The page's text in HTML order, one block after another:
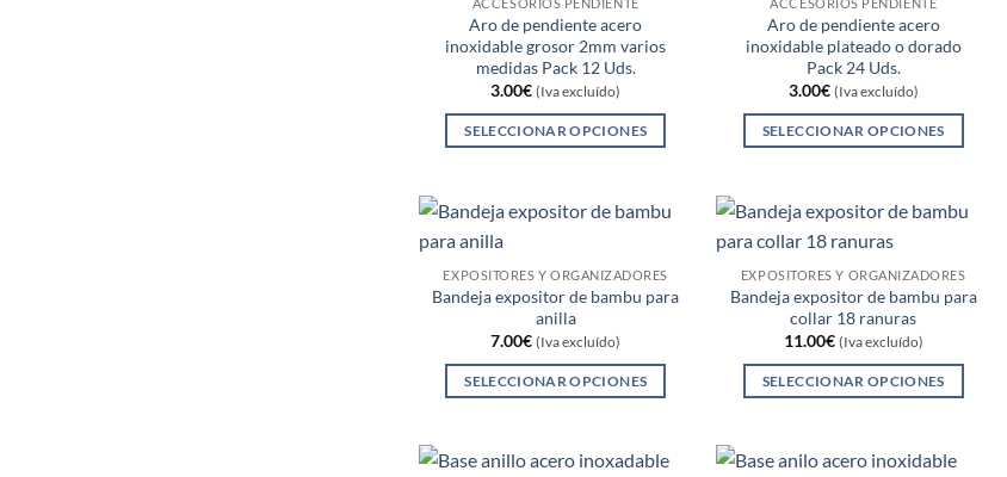
elegir
en
la
página
de
producto
opciones
se
pueden
en
de
producto
Aro de pendiente acero
inoxidable grosor 2mm varios
medidas Pack 12 Uds.
3.00€ (Iva excluído)
SELECCIONAR OPCIONES
tiene
variantes.
Las
opciones
se
pueden
la
Aro de pendiente acero
inoxidable plateado o dorado
Pack 24 Uds.
3.00€ (Iva excluído)
SELECCIONAR OPCIONES
tiene
múltiples
variantes.
Las
opciones
se
pueden
la
EXPOSITORES Y ORGANIZADORES
Bandeja expositor de bambu para
anilla
7.00€ (Iva excluído)
SELECCIONAR OPCIONES
tiene
EXPOSITORES Y ORGANIZADORES
Bandeja expositor de bambu para
collar 18 ranuras
11.00€ (Iva excluído)
SELECCIONAR OPCIONES
tiene